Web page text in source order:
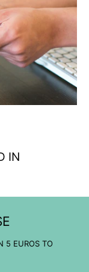
alta calidad para
seguro y
naturales
IN
5 EUROS TO